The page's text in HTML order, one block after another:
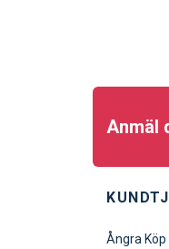
Anmäl
Ångra Köp